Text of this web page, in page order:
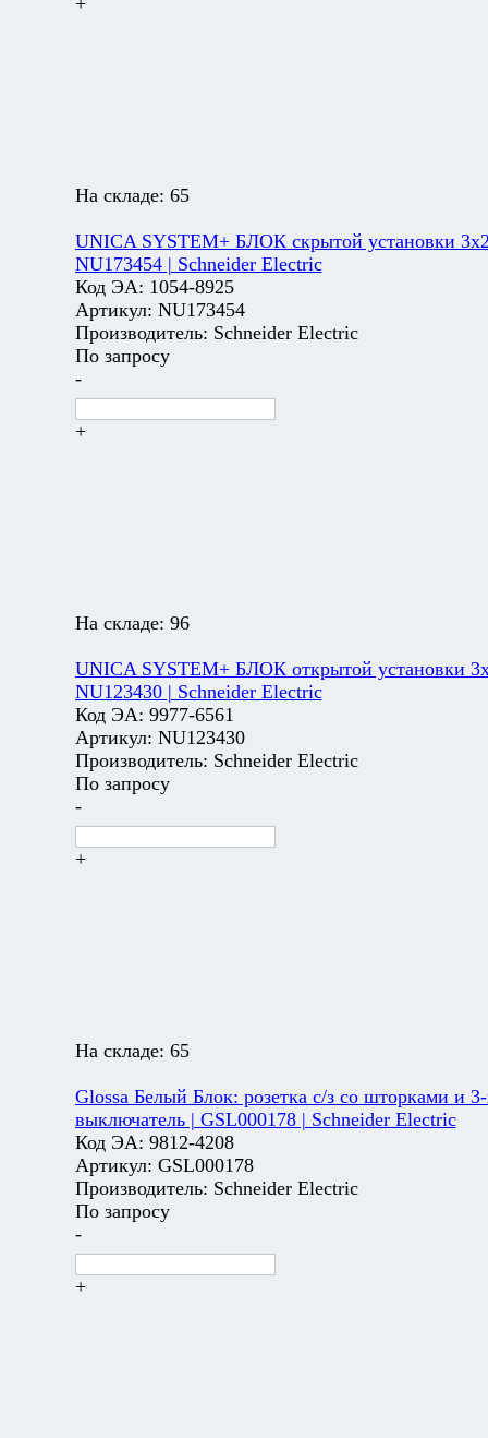
На складе: 65
UNICA SYSTEM+ БЛОК скрытой установки
NU173454 | Schneider Electric
Код ЭА: 1054-8925
Артикул: NU173454
Производитель: Schneider Electric
По запросу
-
+
На складе: 96
UNICA SYSTEM+ БЛОК открытой установки
NU123430 | Schneider Electric
Код ЭА: 9977-6561
Артикул: NU123430
Производитель: Schneider Electric
По запросу
-
+
На складе: 65
Glossa Белый Блок: розетка с/з со шторками и
выключатель | GSL000178 | Schneider Electric
Код ЭА: 9812-4208
Артикул: GSL000178
Производитель: Schneider Electric
По запросу
-
+